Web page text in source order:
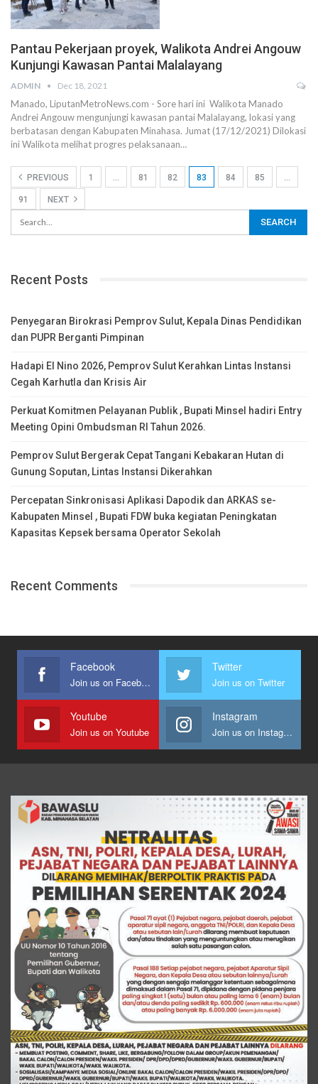
Pantau Pekerjaan proyek, Walikota Andrei Angouw
Kunjungi Kawasan Pantai Malalayang
ADMIN Dec 18, 2021
Manado, LiputanMetroNews.com - Sore hari ini Walikota Manado
Andrei Angouw mengunjungi kawasan pantai Malalayang, lokasi yang
berbatasan dengan Kabupaten Minahasa. Jumat (17/12/2021) Dilokasi
ini Walikota melihat progres pelaksanaan…
PREVIOUS 1 … 81 82 83 84 85 …
91 NEXT
Recent Posts
Penyegaran Birokrasi Pemprov Sulut, Kepala Dinas Pendidikan
dan PUPR Berganti Pimpinan
Hadapi El Nino 2026, Pemprov Sulut Kerahkan Lintas Instansi
Cegah Karhutla dan Krisis Air
Perkuat Komitmen Pelayanan Publik , Bupati Minsel hadiri Entry
Meeting Opini Ombudsman RI Tahun 2026.
Pemprov Sulut Bergerak Cepat Tangani Kebakaran Hutan di
Gunung Soputan, Lintas Instansi Dikerahkan
Percepatan Sinkronisasi Aplikasi Dapodik dan ARKAS se-
Kabupaten Minsel , Bupati FDW buka kegiatan Peningkatan
Kapasitas Kepsek bersama Operator Sekolah
Recent Comments
Facebook
Join us on Facebook
Twitter
Join us on Twitter
Youtube
Join us on Youtube
Instagram
Join us on Instagram